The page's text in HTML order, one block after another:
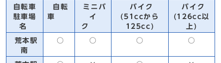
自転車
駐車場
名
自転
車
ミニバ
イ
ク
バイク
(51ccから
125cc)
バイク
(126cc以
上)
荒本駅
南
○ ○ ○ ○